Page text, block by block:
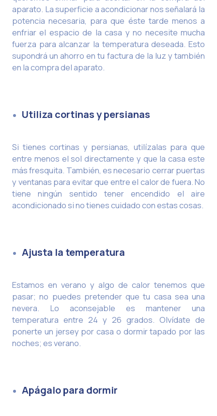
aparato. La superficie a acondicionar nos señalará la
potencia necesaria, para que éste tarde menos a
enfriar el espacio de la casa y no necesite mucha
fuerza para alcanzar la temperatura deseada. Esto
supondrá un ahorro en tu factura de la luz y también
en la compra del aparato.
Utiliza cortinas y persianas
Si tienes cortinas y persianas, utilízalas para que
entre menos el sol directamente y que la casa este
más fresquita. También, es necesario cerrar puertas
y ventanas para evitar que entre el calor de fuera. No
tiene ningún sentido tener encendido el aire
acondicionado si no tienes cuidado con estas cosas.
Ajusta la temperatura
Estamos en verano y algo de calor tenemos que
pasar; no puedes pretender que tu casa sea una
nevera. Lo aconsejable es mantener una
temperatura entre 24 y 26 grados. Olvídate de
ponerte un jersey por casa o dormir tapado por las
noches; es verano.
Apágalo para dormir